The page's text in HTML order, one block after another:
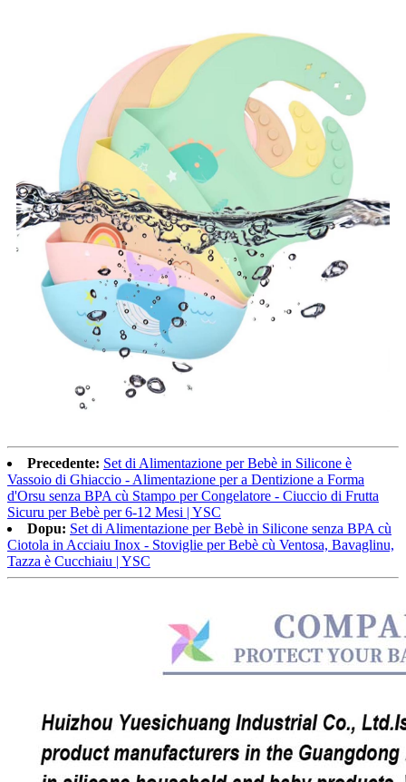
Precedente: Set di Alimentazione per Bebè in Silicone è
Vassoio di Ghiaccio - Alimentazione per a Dentizione a Forma
d'Orsu senza BPA cù Stampo per Congelatore - Ciuccio di Frutta
Sicuru per Bebè per 6-12 Mesi | YSC
Dopu: Set di Alimentazione per Bebè in Silicone senza BPA cù
Ciotola in Acciaiu Inox - Stoviglie per Bebè cù Ventosa, Bavaglinu,
Tazza è Cucchiaiu | YSC